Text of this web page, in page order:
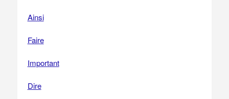
Ainsi
Faire
Important
Dire